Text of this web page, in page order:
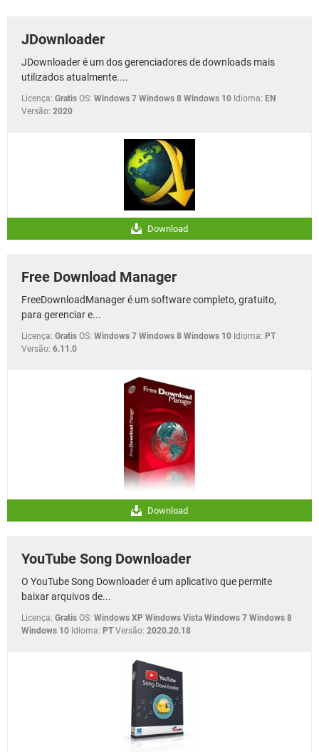
JDownloader
JDownloader é um dos gerenciadores de downloads mais
utilizados atualmente....
Licença: Gratis OS: Windows 7 Windows 8 Windows 10 Idioma: EN
Versão: 2020
Download
Free Download Manager
FreeDownloadManager é um software completo, gratuito,
para gerenciar e...
Licença: Gratis OS: Windows 7 Windows 8 Windows 10 Idioma: PT
Versão: 6.11.0
Download
YouTube Song Downloader
O YouTube Song Downloader é um aplicativo que permite
baixar arquivos de...
Licença: Gratis OS: Windows XP Windows Vista Windows 7 Windows 8
Windows 10 Idioma: PT Versão: 2020.20.18